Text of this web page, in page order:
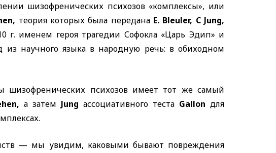
шизофренических психозов «комплексы», или
теория которых была передана E. Bleuler, C Jung,
г. именем героя трагедии Софокла «Царь Эдип» и
научного языка в народную речь: в обиходном
шизофренических психозов имеет тот же самый
а затем Jung ассоциативного теста Gallonдля
— мы увидим, каковыми бывают повреждения